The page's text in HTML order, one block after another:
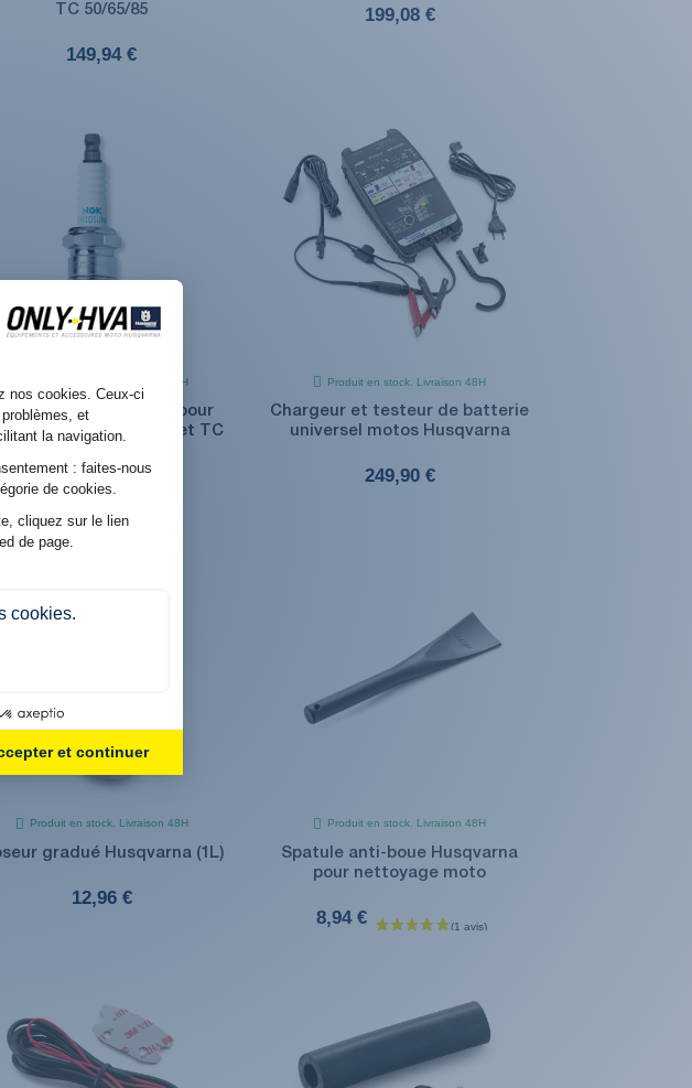
TC 50/65/85
149,94 €
199,08 €
Produit en stock. Livraison 48H
Factory iridium pour
TC 85 (14-24) et TC
59,04 €
Produit en stock. Livraison 48H
Chargeur et testeur de batterie
universel motos Husqvarna
249,90 €
Produit en stock. Livraison 48H
gradué Husqvarna (1L)
12,96 €
Produit en stock. Livraison 48H
Spatule anti-boue Husqvarna
pour nettoyage moto
8,94 €